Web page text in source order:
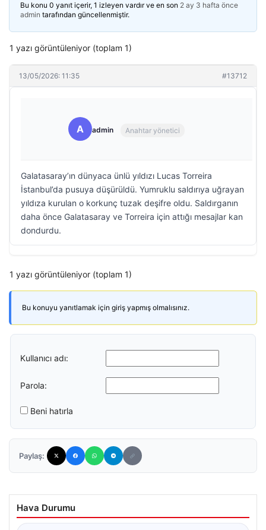
Bu konu 0 yanıt içerir, 1 izleyen vardır ve en son 2 ay 3 hafta önce
admin tarafından güncellenmiştir.
1 yazı görüntüleniyor (toplam 1)
13/05/2026: 11:35 #13712
A admin Anahtar yönetici
Galatasaray’ın dünyaca ünlü yıldızı Lucas Torreira
İstanbul’da pusuya düşürüldü. Yumruklu saldırıya uğrayan
yıldıza kurulan o korkunç tuzak deşifre oldu. Saldırganın
daha önce Galatasaray ve Torreira için attığı mesajlar kan
dondurdu.
1 yazı görüntüleniyor (toplam 1)
Bu konuyu yanıtlamak için giriş yapmış olmalısınız.
Kullanıcı adı:
Parola:
Beni hatırla
Paylaş:
Hava Durumu